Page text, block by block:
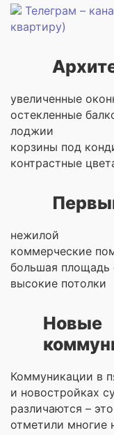
Телеграм –
квартиру)
увеличенные
остекленные
лоджии
корзины под
контрастные
нежилой
коммерческие
большая площадь
высокие потолки
Новые
Коммуникации в
и новостройках
различаются –
отметили многие